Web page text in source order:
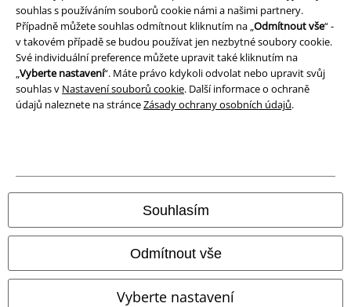
souhlas s používáním souborů cookie námi a našimi partnery.
Případně můžete souhlas odmítnout kliknutím na „ Odmítnout vše“ -
v takovém případě se budou používat jen nezbytné soubory cookie.
Své individuální preference můžete upravit také kliknutím na
Vyberte nastavení“. Máte právo kdykoli odvolat nebo upravit svůj
souhlas v Nastavení souborů cookie. Další informace o ochraně
údajů naleznete na stránceZásady ochrany osobních údajů.
Souhlasím
Odmítnout vše
Vyberte nastavení
Informace o přístupnosti
Nastavení souborů cookie
Odstoupení od smlouvy
Naše online obchody
EMP International